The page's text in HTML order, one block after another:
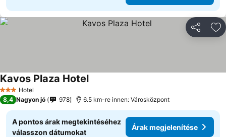
3 Kategória
Hotel
Kavos Plaza Hotel
8,4 Nagyon jó 978 6.5 km-re innen: Városközpont
A pontos árak megtekintéséhez
válasszon dátumokat
Árak megjelenítése